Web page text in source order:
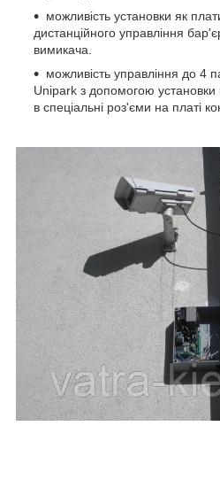
можливість установки як
дистанційного управління
вимикача.
можливість управління до 4
Unipark з допомогою
в спеціальні роз'єми на платі